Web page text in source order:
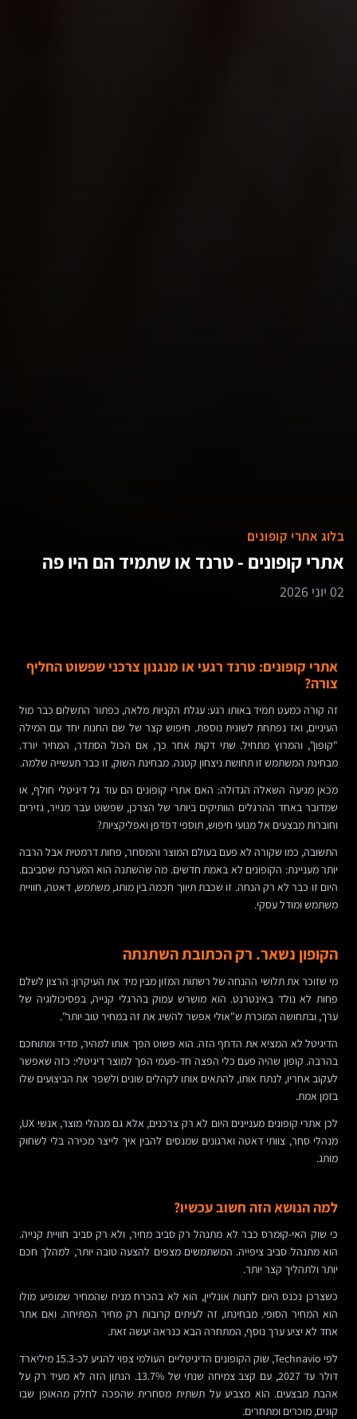
בלוג אתרי קופונים
אתרי קופונים - טרנד או שתמיד הם היו פה
02 יוני 2026
אתרי קופונים: טרנד רגעי או מנגנון צרכני שפשוט החליף
צורה?
זה קורה כמעט תמיד באותו רגע: עגלת הקניות מלאה, כפתור התשלום כבר מול
העיניים, ואז נפתחת לשונית נוספת. חיפוש קצר של שם החנות יחד עם המילה
"קופון", והמרוץ מתחיל. שתי דקות אחר כך, אם הכול הסתדר, המחיר יורד.
מבחינת המשתמש זו תחושת ניצחון קטנה. מבחינת השוק, זו כבר תעשייה שלמה.
מכאן מגיעה השאלה הגדולה: האם אתרי קופונים הם עוד גל דיגיטלי חולף, או
שמדובר באחד ההרגלים הוותיקים ביותר של הצרכן, שפשוט עבר מנייר, גזירים
וחוברות מבצעים אל מנועי חיפוש, תוספי דפדפן ואפליקציות?
התשובה, כמו שקורה לא פעם בעולם המוצר והמסחר, פחות דרמטית אבל הרבה
יותר מעניינת: הקופונים לא באמת חדשים. מה שהשתנה הוא המערכת שסביבם.
היום זו כבר לא רק הנחה. זו שכבת תיווך חכמה בין מותג, משתמש, דאטה, חוויית
משתמש ומודל עסקי.
הקופון נשאר. רק הכתובת השתנתה
מי שזוכר את תלושי ההנחה של רשתות המזון מבין מיד את העיקרון: הרצון לשלם
פחות לא נולד באינטרנט. הוא מושרש עמוק בהרגלי קנייה, בפסיכולוגיה של
ערך, ובתחושה המוכרת ש"אולי אפשר להשיג את זה במחיר טוב יותר".
הדיגיטל לא המציא את הדחף הזה. הוא פשוט הפך אותו למהיר, מדיד ומתוחכם
בהרבה. קופון שהיה פעם כלי הפצה חד-פעמי הפך למוצר דיגיטלי: כזה שאפשר
לעקוב אחריו, לנתח אותו, להתאים אותו לקהלים שונים ולשפר את הביצועים שלו
בזמן אמת.
לכן אתרי קופונים מעניינים היום לא רק צרכנים, אלא גם מנהלי מוצר, אנשי UX,
מנהלי סחר, צוותי דאטה וארגונים שמנסים להבין איך לייצר מכירה בלי לשחוק
מותג.
למה הנושא הזה חשוב עכשיו?
כי שוק האי-קומרס כבר לא מתנהל רק סביב מחיר, ולא רק סביב חוויית קנייה.
הוא מתנהל סביב ציפייה. המשתמשים מצפים להצעה טובה יותר, למהלך חכם
יותר ולתהליך קצר יותר.
כשצרכן נכנס היום לחנות אונליין, הוא לא בהכרח מניח שהמחיר שמופיע מולו
הוא המחיר הסופי. מבחינתו, זה לעיתים קרובות רק מחיר הפתיחה. ואם אתר
אחד לא יציע ערך נוסף, המתחרה הבא כנראה יעשה זאת.
לפי Technavio, שוק הקופונים הדיגיטליים העולמי צפוי להגיע לכ-15.3 מיליארד
דולר עד 2027, עם קצב צמיחה שנתי של 13.7%. הנתון הזה לא מעיד רק על
אהבת מבצעים. הוא מצביע על תשתית מסחרית שהפכה לחלק מהאופן שבו
קונים, מוכרים ומתחרים.